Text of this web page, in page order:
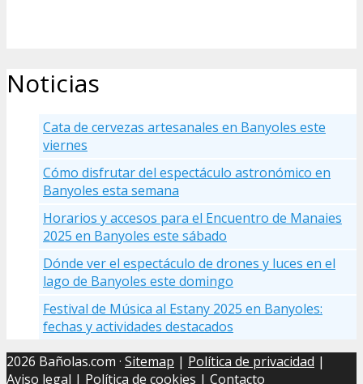
Noticias
Cata de cervezas artesanales en Banyoles este
viernes
Cómo disfrutar del espectáculo astronómico en
Banyoles esta semana
Horarios y accesos para el Encuentro de Manaies
2025 en Banyoles este sábado
Dónde ver el espectáculo de drones y luces en el
lago de Banyoles este domingo
Festival de Música al Estany 2025 en Banyoles:
fechas y actividades destacados
2026 Bañolas.com · Sitemap | Política de privacidad |
Aviso legal | Política de cookies | Contacto